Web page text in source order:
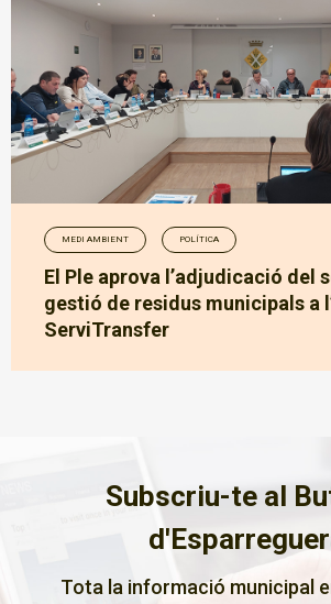
MEDI AMBIENT POLÍTICA
El Ple aprova l’adjudicació del
gestió de residus municipals a
ServiTransfer
Subscriu-te al
Tota la informació municipal